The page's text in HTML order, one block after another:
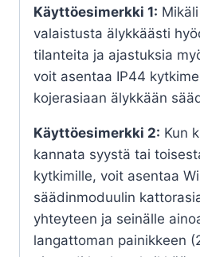
Käyttöesimerkki 1:
valaistusta älykkäästi
tilanteita ja ajastuksia
voit asentaa IP44
kojerasiaan älykkään
Käyttöesimerkki 2: Kun
kannata syystä tai
kytkimille, voit asentaa
säädinmoduulin
yhteyteen ja seinälle
langattoman painikkeen